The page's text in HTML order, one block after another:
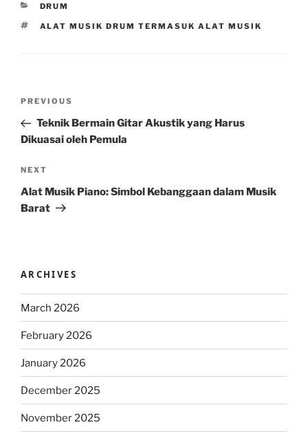
CATEGORIES
DRUM
TAGS
ALAT MUSIK DRUM TERMASUK ALAT MUSIK
Previous
Post
PREVIOUS
Teknik Bermain Gitar Akustik yang Harus
Dikuasai oleh Pemula
Next
Post
NEXT
Alat Musik Piano: Simbol Kebanggaan dalam Musik
Barat
ARCHIVES
March 2026
February 2026
January 2026
December 2025
November 2025